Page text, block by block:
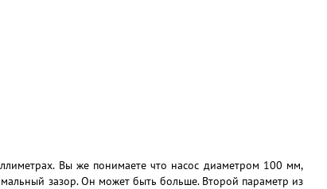
Вы же понимаете что насос диаметром 100 мм,
зазор. Он может быть больше. Второй параметр из